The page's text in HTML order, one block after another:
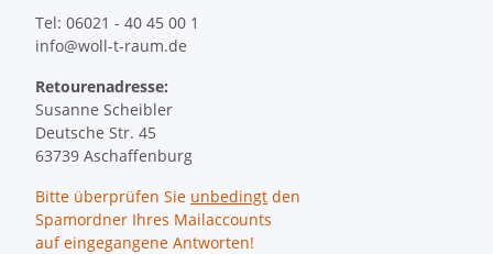
Tel: 06021 - 40 45 00 1
info@woll-t-raum.de
Retourenadresse:
Susanne Scheibler
Deutsche Str. 45
63739 Aschaffenburg
Bitte überprüfen Sie unbedingt den
Spamordner Ihres Mailaccounts
auf eingegangene Antworten!